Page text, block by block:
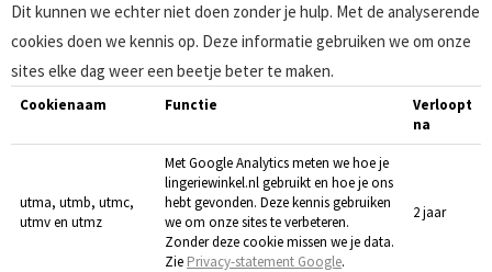
Dit kunnen we echter niet doen zonder je hulp. Met de analyserende
cookies doen we kennis op. Deze informatie gebruiken we om onze
sites elke dag weer een beetje beter te maken.
Cookienaam Functie
Verloopt
na
utma, utmb, utmc,
utmv en utmz
Met Google Analytics meten we hoe je
lingeriewinkel.nl gebruikt en hoe je ons
hebt gevonden. Deze kennis gebruiken
we om onze sites te verbeteren.
Zonder deze cookie missen we je data.
Zie Privacy-statement Google.
2 jaar